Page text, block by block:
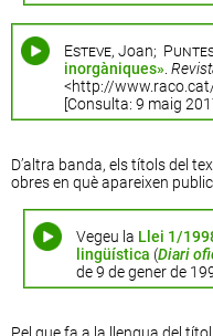
Esteve, Joan;
inorgàniques».
<http://
[Consulta: 9 maig
D’altra banda, els títols del
obres en què apareixen
Vegeu la Llei 1/
lingüística (Diari
de 9 de gener de